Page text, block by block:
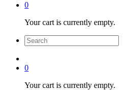
0
Your cart is currently empty.
0
Your cart is currently empty.